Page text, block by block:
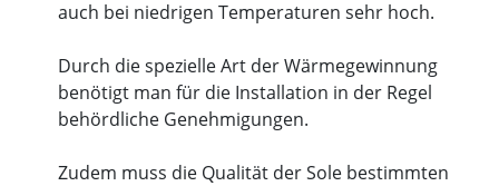
auch bei niedrigen Temperaturen sehr hoch.
Durch die spezielle Art der Wärmegewinnung
benötigt man für die Installation in der Regel
behördliche Genehmigungen.
Zudem muss die Qualität der Sole bestimmten